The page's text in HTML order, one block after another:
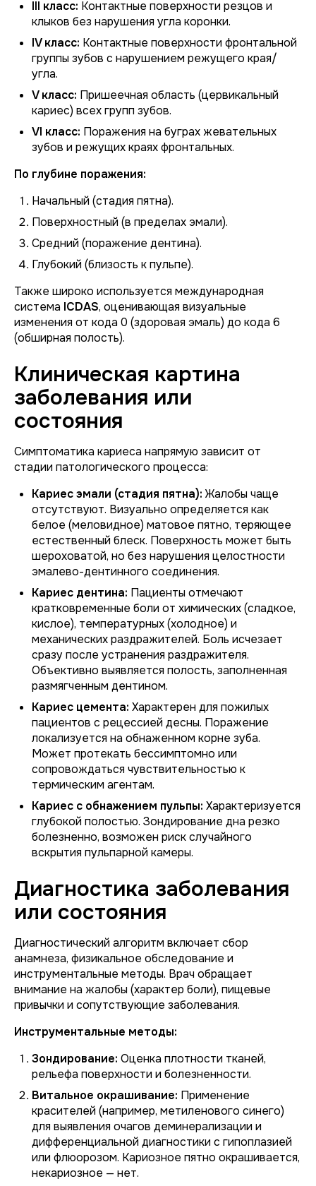
III класс: Контактные поверхности резцов и
клыков без нарушения угла коронки.
IV класс: Контактные поверхности фронтальной
группы зубов с нарушением режущего края/
угла.
V класс: Пришеечная область (цервикальный
кариес) всех групп зубов.
VI класс: Поражения на буграх жевательных
зубов и режущих краях фронтальных.
По глубине поражения:
Начальный (стадия пятна).
Поверхностный (в пределах эмали).
Средний (поражение дентина).
Глубокий (близость к пульпе).
Также широко используется международная
система ICDAS, оценивающая визуальные
изменения от кода 0 (здоровая эмаль) до кода 6
(обширная полость).
Клиническая картина
заболевания или
состояния
Симптоматика кариеса напрямую зависит от
стадии патологического процесса:
Кариес эмали (стадия пятна): Жалобы чаще
отсутствуют. Визуально определяется как
белое (меловидное) матовое пятно, теряющее
естественный блеск. Поверхность может быть
шероховатой, но без нарушения целостности
эмалево-дентинного соединения.
Кариес дентина: Пациенты отмечают
кратковременные боли от химических (сладкое,
кислое), температурных (холодное) и
механических раздражителей. Боль исчезает
сразу после устранения раздражителя.
Объективно выявляется полость, заполненная
размягченным дентином.
Кариес цемента: Характерен для пожилых
пациентов с рецессией десны. Поражение
локализуется на обнаженном корне зуба.
Может протекать бессимптомно или
сопровождаться чувствительностью к
термическим агентам.
Кариес с обнажением пульпы: Характеризуется
глубокой полостью. Зондирование дна резко
болезненно, возможен риск случайного
вскрытия пульпарной камеры.
Диагностика заболевания
или состояния
Диагностический алгоритм включает сбор
анамнеза, физикальное обследование и
инструментальные методы. Врач обращает
внимание на жалобы (характер боли), пищевые
привычки и сопутствующие заболевания.
Инструментальные методы:
Зондирование: Оценка плотности тканей,
рельефа поверхности и болезненности.
Витальное окрашивание: Применение
красителей (например, метиленового синего)
для выявления очагов деминерализации и
дифференциальной диагностики с гипоплазией
или флюорозом. Кариозное пятно окрашивается,
некариозное — нет.